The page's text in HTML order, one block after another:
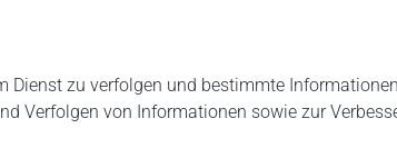
zu verfolgen und bestimmte
Verfolgen von Informationen sowie zur